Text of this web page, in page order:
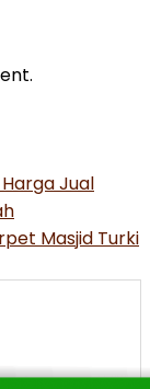
Jual
Masjid Turki